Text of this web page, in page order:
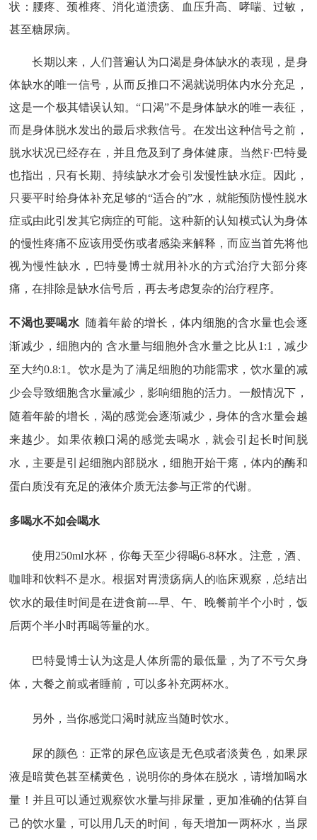
状：腰疼、颈椎疼、消化道溃疡、血压升高、哮喘、过敏，
甚至糖尿病。
长期以来，人们普遍认为口渴是身体缺水的表现，是身
体缺水的唯一信号，从而反推口不渴就说明体内水分充足，
这是一个极其错误认知。“口渴”不是身体缺水的唯一表征，
而是身体脱水发出的最后求救信号。在发出这种信号之前，
脱水状况已经存在，并且危及到了身体健康。当然F·巴特曼
也指出，只有长期、持续缺水才会引发慢性缺水症。因此，
只要平时给身体补充足够的“适合的”水，就能预防慢性脱水
症或由此引发其它病症的可能。这种新的认知模式认为身体
的慢性疼痛不应该用受伤或者感染来解释，而应当首先将他
视为慢性缺水，巴特曼博士就用补水的方式治疗大部分疼
痛，在排除是缺水信号后，再去考虑复杂的治疗程序。
不渴也要喝水
随着年龄的增长，体内细胞的含水量也会逐
渐减少，细胞内的 含水量与细胞外含水量之比从 1:1，减少
至大约0.8:1。饮水是为了满足细胞的功能需求，饮水量的减
少会导致细胞含水量减少，影响细胞的活力。一般情况下，
随着年龄的增长，渴的感觉会逐渐减少，身体的含水量会越
来越少。如果依赖口渴的感觉去喝水，就会引起长时间脱
水，主要是引起细胞内部脱水，细胞开始干瘪，体内的酶和
蛋白质没有充足的液体介质无法参与正常的代谢。
多喝水不如会喝水
使用 250ml水杯，你每天至少得喝6-8杯水。注意，酒、
咖啡和饮料不是水。根据对胃溃疡病人的临床观察，总结出
饮水的最佳时间是在进食前---早、午、晚餐前半个小时，饭
后两个半小时再喝等量的水。
巴特曼博士认为这是人体所需的最低量，为了不亏欠身
体，大餐之前或者睡前，可以多补充两杯水。
另外，当你感觉口渴时就应当随时饮水。
尿的颜色：正常的尿色应该是无色或者淡黄色，如果尿
液是暗黄色甚至橘黄色，说明你的身体在脱水，请增加喝水
量！并且可以通过观察饮水量与排尿量，更加准确的估算自
己的饮水量，可以用几天的时间，每天增加一两杯水，当尿